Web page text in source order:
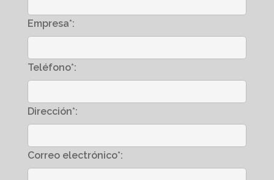
Empresa*:
Teléfono*:
Dirección*:
Correo electrónico*: